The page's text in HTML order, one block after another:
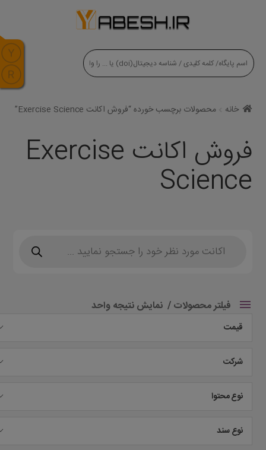
خانه محصولات برچسب خورده “فروش اکانت Exercise Science”
فروش اکانت Exercise
Science
search
فیلتر محصولات نمایش نتیجه واحد
قیمت
شرکت
نوع محتوا
نوع سند
modal-check